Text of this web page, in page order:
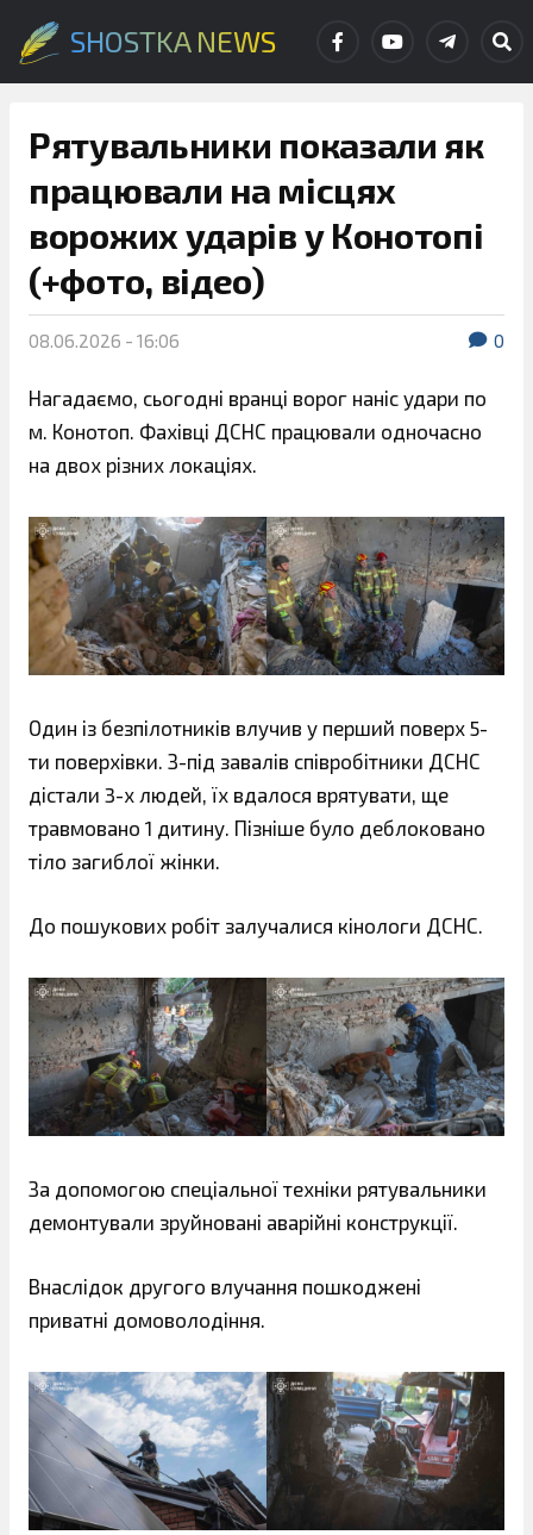
SHOSTKA NEWS
Рятувальники показали як
працювали на місцях
ворожих ударів у Конотопі
(+фото, відео)
08.06.2026 - 16:06 0
Нагадаємо, сьогодні вранці ворог наніс удари по
м. Конотоп. Фахівці ДСНС працювали одночасно
на двох різних локаціях.
Один із безпілотників влучив у перший поверх 5-
ти поверхівки. З-під завалів співробітники ДСНС
дістали 3-х людей, їх вдалося врятувати, ще
травмовано 1 дитину. Пізніше було деблоковано
тіло загиблої жінки.
До пошукових робіт залучалися кінологи ДСНС.
За допомогою спеціальної техніки рятувальники
демонтували зруйновані аварійні конструкції.
Внаслідок другого влучання пошкоджені
приватні домоволодіння.